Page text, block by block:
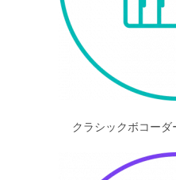
クラシックボコー